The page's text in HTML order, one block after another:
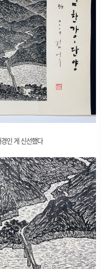
인 게 신선했다